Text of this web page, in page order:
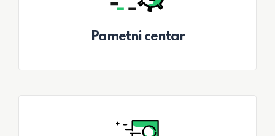
Pametni centar